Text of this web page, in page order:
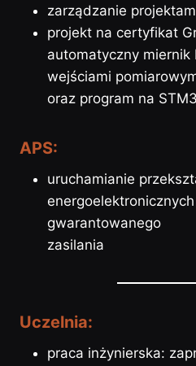
zarządzanie
projekt na certyfikat
automatyczny miernik
wejściami
oraz program na
APS:
uruchamianie
gwarantowanego
zasilania
Uczelnia:
praca inżynierska: